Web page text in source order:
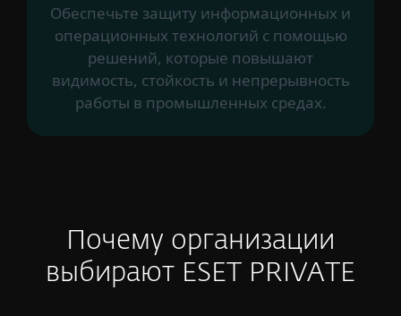
Обеспечьте защиту информационных и
операционных технологий с помощью
решений, которые повышают
видимость, стойкость и непрерывность
работы в промышленных средах.
Почему организации
выбирают ESET PRIVATE